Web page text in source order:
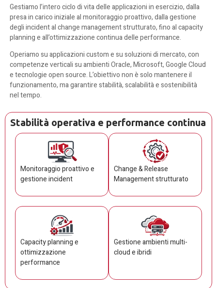
Gestiamo l’intero ciclo di vita delle applicazioni in esercizio, dalla
presa in carico iniziale al monitoraggio proattivo, dalla gestione
degli incident al change management strutturato, fino al capacity
planning e all’ottimizzazione continua delle performance.
Operiamo su applicazioni custom e su soluzioni di mercato, con
competenze verticali su ambienti Oracle, Microsoft, Google Cloud
e tecnologie open source. L’obiettivo non è solo mantenere il
funzionamento, ma garantire stabilità, scalabilità e sostenibilità
nel tempo.
Stabilità operativa e performance continua
Monitoraggio proattivo e
gestione incident
Change & Release
Management strutturato
Capacity planning e
ottimizzazione
performance
Gestione ambienti multi-
cloud e ibridi